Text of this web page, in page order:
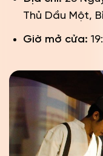
Thủ Dầu Một,
Giờ mở cửa: